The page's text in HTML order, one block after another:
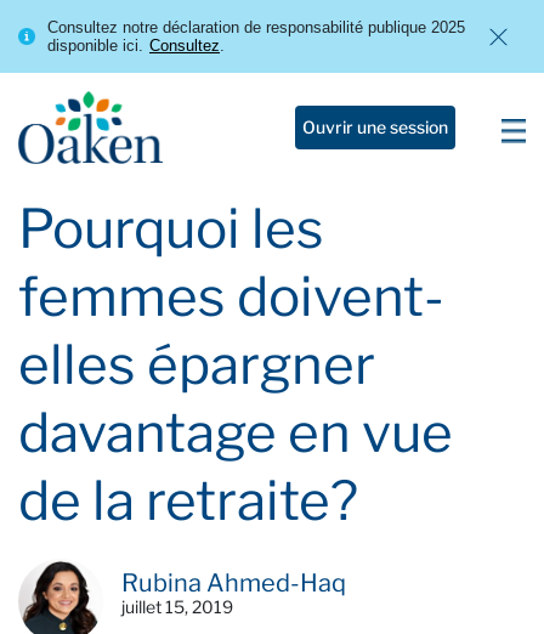
Consultez notre déclaration de responsabilité publique 2025
disponible ici. Consultez.
Ouvrir une session
Pourquoi les
femmes doivent-
elles épargner
davantage en vue
de la retraite?
Rubina Ahmed-Haq
juillet 15, 2019